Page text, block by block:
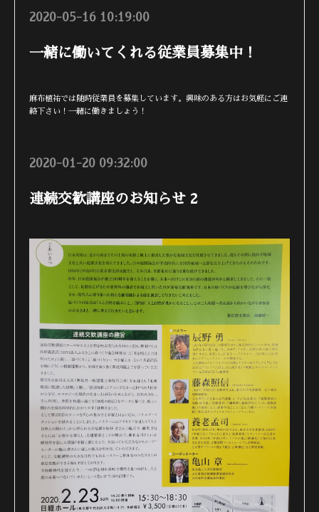
2020-05-16 10:19:00
一緒に働いてくれる従業員募集中！
麻布植祐では随時従業員を募集しています。興味のある方はお気軽にご連
絡下さい！一緒に働きましょう！
2020-01-20 09:32:00
連続交歓講座のお知らせ 2